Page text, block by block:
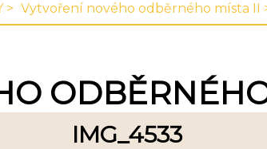
Vytvoření nového odběrného místa II
IMG_4533